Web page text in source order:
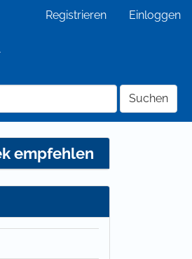
Registrieren Einloggen
Suchen
empfehlen